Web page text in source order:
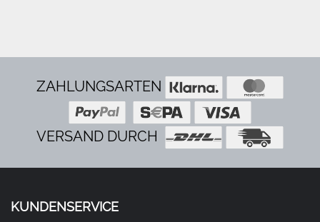
ZAHLUNGSARTEN
VERSAND DURCH
KUNDENSERVICE